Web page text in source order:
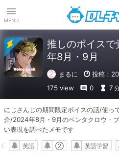
MENU
推しのボイス
年8月・9月
まるに 投稿：
175 view
0 7
にじさんじの期間限定ボイスの話/使っ
介/2024年8月・9月のベンタクロウ・
い表現を調べたメモです
英語 ② 英語学習